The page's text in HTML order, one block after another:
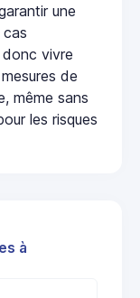
une
vivre
de
même sans
les risques
à